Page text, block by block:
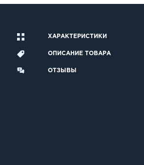
ХАРАКТЕРИСТИКИ
ОПИСАНИЕ ТОВАРА
ОТЗЫВЫ